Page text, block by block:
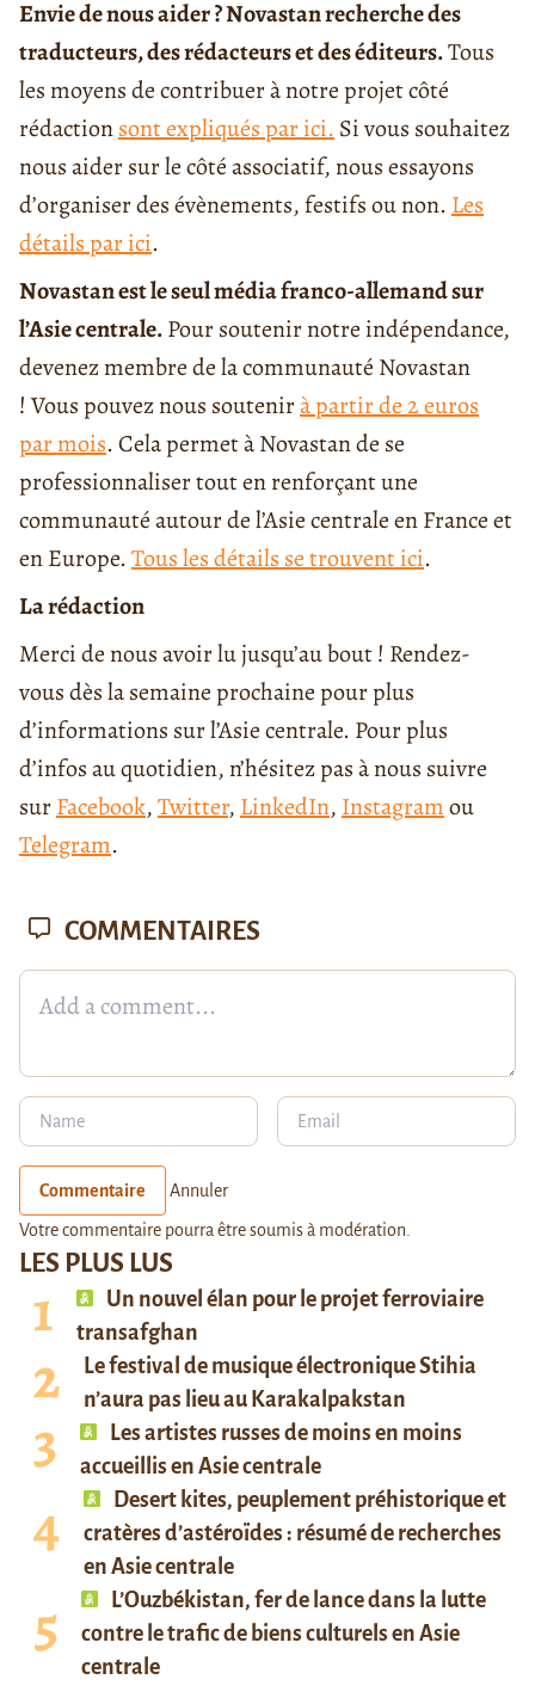
Envie de nous aider ? Novastan recherche des
traducteurs, des rédacteurs et des éditeurs.Tous
les moyens de contribuer à notre projet côté
rédactionsont expliqués par ici. Si vous souhaitez
nous aider sur le côté associatif, nous essayons
d’organiser des évènements, festifs ou non. Les
détails par ici.
Novastan est le seul média franco-allemand sur
l’Asie centrale.Pour soutenir notre indépendance,
devenez membre de la communauté Novastan
! Vous pouvez nous soutenirà partir de 2 euros
par mois. Cela permet à Novastan de se
professionnaliser tout en renforçant une
communauté autour de l’Asie centrale en France et
en Europe.Tous les détails se trouvent ici.
La rédaction
Merci de nous avoir lu jusqu’au bout ! Rendez-
vous dès la semaine prochaine pour plus
d’informations sur l’Asie centrale. Pour plus
d’infos au quotidien, n’hésitez pas à nous suivre
surFacebook,Twitter, LinkedIn, Instagramou
Telegram.
LES PLUS LUS
Un nouvel élan pour le projet ferroviaire
transafghan
Le festival de musique électronique Stihia
n’aura pas lieu au Karakalpakstan
Les artistes russes de moins en moins
accueillis en Asie centrale
Desert kites, peuplement préhistorique et
cratères d’astéroïdes : résumé de recherches
en Asie centrale
L’Ouzbékistan, fer de lance dans la lutte
contre le trafic de biens culturels en Asie
centrale
COMMENTAIRES
Commentaire Annuler
Votre commentaire pourra être soumis à modération.